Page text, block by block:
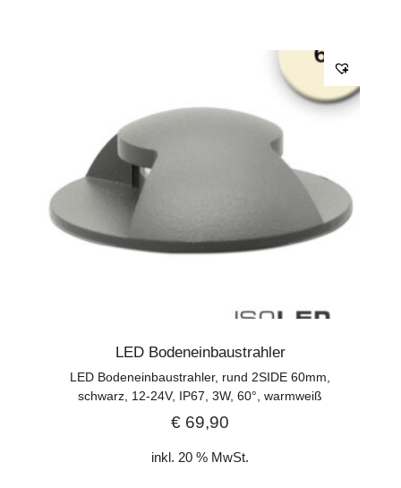
LED Bodeneinbaustrahler
LED Bodeneinbaustrahler, rund 2SIDE 60mm,
schwarz, 12-24V, IP67, 3W, 60°, warmweiß
€ 69,90
inkl. 20 % MwSt.